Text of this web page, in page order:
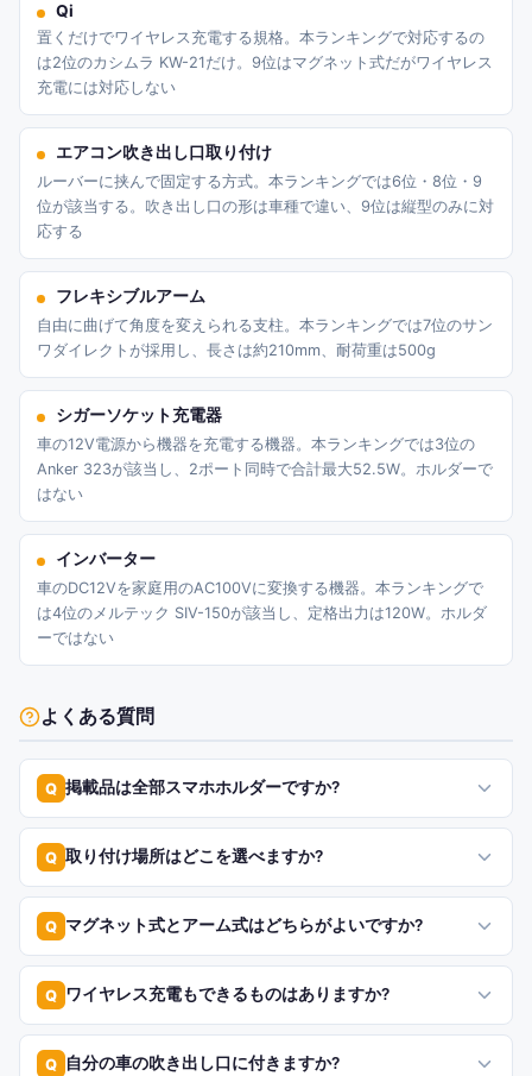
Qi
置くだけでワイヤレス充電する規格。本ランキングで対応するの
は2位のカシムラ KW-21だけ。9位はマグネット式だがワイヤレス
充電には対応しない
エアコン吹き出し口取り付け
ルーバーに挟んで固定する方式。本ランキングでは6位・8位・9
位が該当する。吹き出し口の形は車種で違い、9位は縦型のみに対
応する
フレキシブルアーム
自由に曲げて角度を変えられる支柱。本ランキングでは7位のサン
ワダイレクトが採用し、長さは約210mm、耐荷重は500g
シガーソケット充電器
車の12V電源から機器を充電する機器。本ランキングでは3位の
Anker 323が該当し、2ポート同時で合計最大52.5W。ホルダーで
はない
インバーター
車のDC12Vを家庭用のAC100Vに変換する機器。本ランキングで
は4位のメルテック SIV-150が該当し、定格出力は120W。ホルダ
ーではない
よくある質問
Q 掲載品は全部スマホホルダーですか?
Q 取り付け場所はどこを選べますか?
Q マグネット式とアーム式はどちらがよいですか?
Q ワイヤレス充電もできるものはありますか?
Q 自分の車の吹き出し口に付きますか?